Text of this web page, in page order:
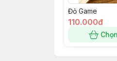
Đỏ Game
110.000đ